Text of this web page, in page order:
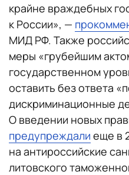
крайне враждебных
к России», —
МИД РФ. Также
меры «грубейшим
государственном
оставить без ответа
дискриминационные
О введении новых
предупреждали еще в
на антироссийские
литовского